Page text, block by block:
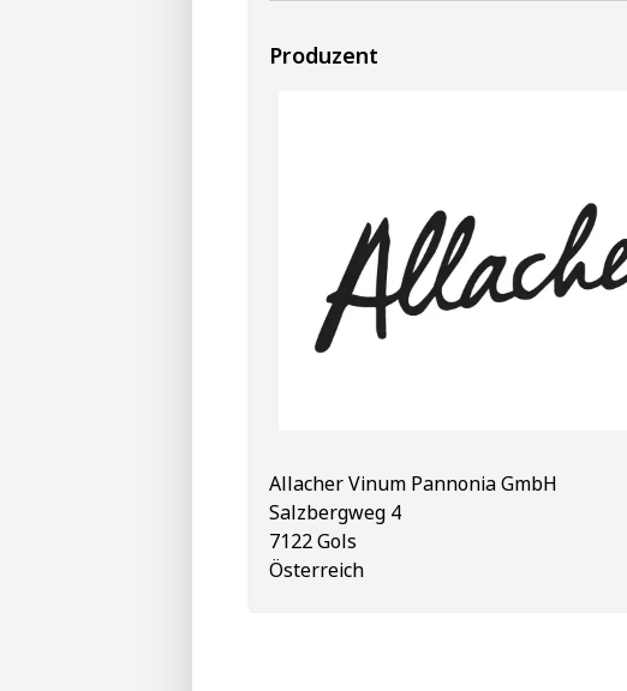
Produzent
Allacher Vinum Pannonia GmbH
Salzbergweg 4
7122 Gols
Österreich